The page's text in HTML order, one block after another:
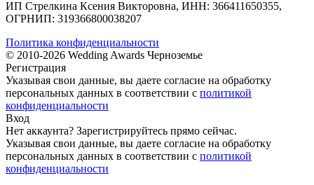
ИП Стрелкина Ксения Викторовна, ИНН: 366411650355,
ОГРНИП: 319366800038207
Политика конфиденциальности
© 2010-2026 Wedding Awards Черноземье
Регистрация
Указывая свои данные, вы даете согласие на обработку
персональных данных в соответствии с политикой
конфиденциальности
Вход
Нет аккаунта? Зарегистрируйтесь прямо сейчас.
Указывая свои данные, вы даете согласие на обработку
персональных данных в соответствии с политикой
конфиденциальности